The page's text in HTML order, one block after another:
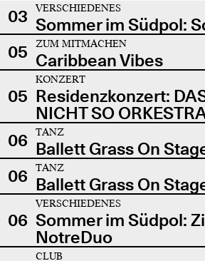
03
VERSCHIEDENES
Sommer im Südpol:
05
ZUM MITMACHEN
Caribbean Vibes
05
KONZERT
Residenzkonzert:
NICHT SO
06
TANZ
Ballett Grass On
06
TANZ
Ballett Grass On
06
VERSCHIEDENES
Sommer im Südpol:
NotreDuo
CLUB